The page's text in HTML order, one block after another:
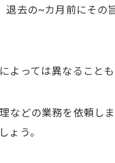
去の~カ月前にその
っては異なること
などの業務を依頼しま
ょう。